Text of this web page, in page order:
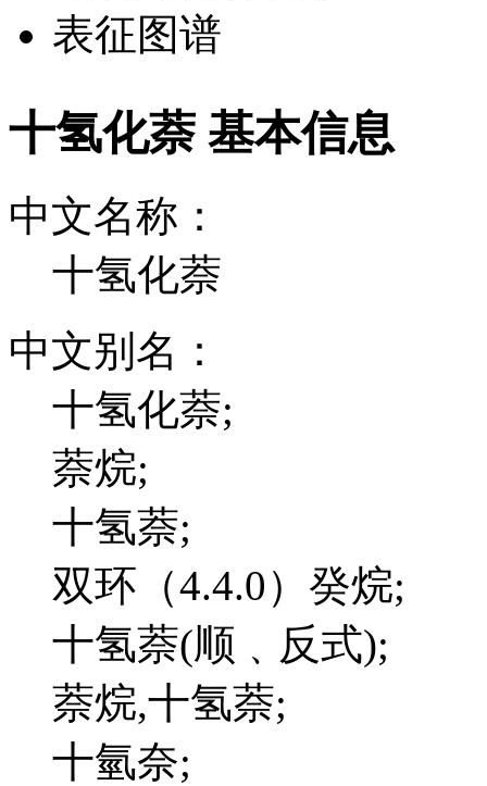
表征图谱
十氢化萘 基本信息
中文名称：
十氢化萘
中文别名：
十氢化萘;
萘烷;
十氢萘;
双环（4.4.0）癸烷;
十氢萘(顺﹑反式);
萘烷,十氢萘;
十氫奈;